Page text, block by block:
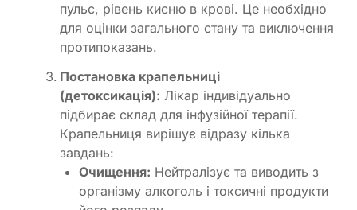
пульс, рівень кисню в крові. Це необхідно
для оцінки загального стану та виключення
протипоказань.
Постановка крапельниці
(детоксикація): Лікар індивідуально
підбирає склад для інфузійної терапії.
Крапельниця вирішує відразу кілька
завдань:
Очищення: Нейтралізує та виводить з
організму алкоголь і токсичні продукти